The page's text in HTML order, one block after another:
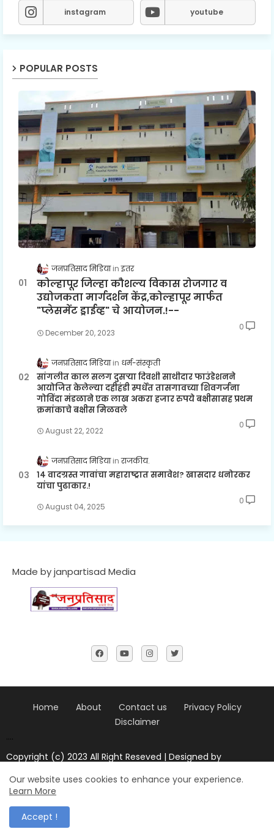
instagram youtube
POPULAR POSTS
जनप्रतिसाद मिडिया इतर
कोल्हापूर जिल्हा कौशल्य विकास रोजगार व
उद्योजकता मार्गदर्शन केंद्र,कोल्हापूर मार्फत
"प्लेसमेंट ड्राईव्ह" चे आयोजन.!--
December 20, 2023
0
जनप्रतिसाद मिडिया धर्म-संस्कृती
सांगलीत काल सलग दुसऱ्या दिवशी साथीदार फाउंडेशनने
आयोजित केलेल्या दहीहंडी स्पर्धेत तासगावच्या शिवगर्जना
गोविंदा मंडळाने एक लाख अकरा हजार रुपये बक्षीसासह प्रथम
क्रमांकाचे बक्षीस मिळवले
August 22, 2022
0
जनप्रतिसाद मिडिया राजकीय.
१४ वादग्रस्त गावांचा महाराष्ट्रात समावेश? खासदार धनोरकर
यांचा पुढाकार.!
August 04, 2025
0
Made by janpartisad Media
Home About Contact us
Privacy Policy
Disclaimer
....
Copyright (c) 2023 All Right Reseved | Designed by
Design by -
| Distributed by
Our website uses cookies to enhance your experience.
Learn More
Accept !